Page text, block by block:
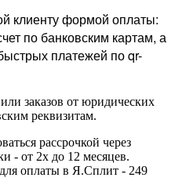
клиенту формой оплаты:
по банковским картам, а
платежей по qr-
заказов от юридических
реквизитам.
рассрочкой через
- от 2х до 12 месяцев.
оплаты в Я.Сплит - 249